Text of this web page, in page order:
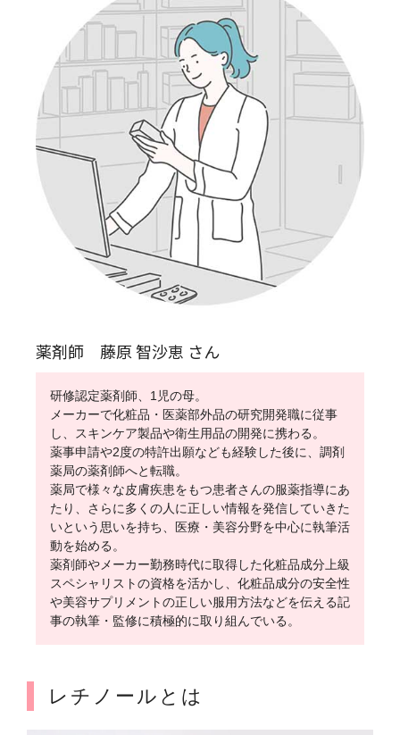
薬剤師 藤原 智沙恵 さん
研修認定薬剤師、1児の母。
メーカーで化粧品・医薬部外品の研究開発職に従事
し、スキンケア製品や衛生用品の開発に携わる。
薬事申請や2度の特許出願なども経験した後に、調剤
薬局の薬剤師へと転職。
薬局で様々な皮膚疾患をもつ患者さんの服薬指導にあ
たり、さらに多くの人に正しい情報を発信していきた
いという思いを持ち、医療・美容分野を中心に執筆活
動を始める。
薬剤師やメーカー勤務時代に取得した化粧品成分上級
スペシャリストの資格を活かし、化粧品成分の安全性
や美容サプリメントの正しい服用方法などを伝える記
事の執筆・監修に積極的に取り組んでいる。
レチノールとは